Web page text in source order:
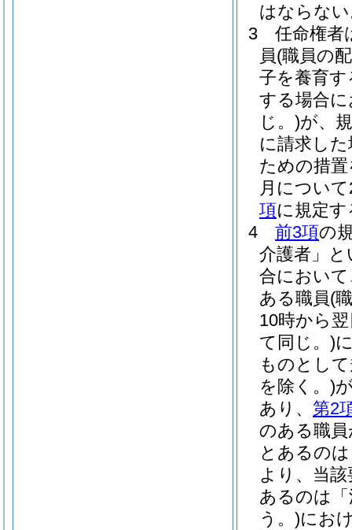
はならな
3
任命権者
員(職員の
子を養育
する場合
じ。)が、
に請求し
ための措
月につい
項に規定
4
前3項の
介護者」と
合において
ある職員(
10時から
て同じ。)
ものとし
を除く。)
あり、 第2
のある職
とあるの
より、当
あるのは
う。)にお